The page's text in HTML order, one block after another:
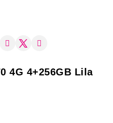
4G 4+256GB Lila